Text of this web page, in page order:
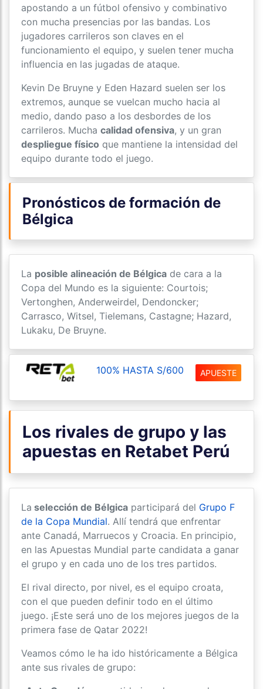
apostando a un fútbol ofensivo y combinativo
con mucha presencias por las bandas. Los
jugadores carrileros son claves en el
funcionamiento el equipo, y suelen tener mucha
influencia en las jugadas de ataque.
Kevin De Bruyne y Eden Hazard suelen ser los
extremos, aunque se vuelcan mucho hacia al
medio, dando paso a los desbordes de los
carrileros. Mucha calidad ofensiva, y un gran
despliegue físico que mantiene la intensidad del
equipo durante todo el juego.
Pronósticos de formación de
Bélgica
La posible alineación de Bélgica de cara a la
Copa del Mundo es la siguiente: Courtois;
Vertonghen, Anderweirdel, Dendoncker;
Carrasco, Witsel, Tielemans, Castagne; Hazard,
Lukaku, De Bruyne.
100% HASTA S/600 APUESTE
Los rivales de grupo y las
apuestas en Retabet Perú
La selección de Bélgica participará del Grupo F
de la Copa Mundial. Allí tendrá que enfrentar
ante Canadá, Marruecos y Croacia. En principio,
en las Apuestas Mundial parte candidata a ganar
el grupo y en cada uno de los tres partidos.
El rival directo, por nivel, es el equipo croata,
con el que pueden definir todo en el último
juego. ¡Este será uno de los mejores juegos de la
primera fase de Qatar 2022!
Veamos cómo le ha ido históricamente a Bélgica
ante sus rivales de grupo: